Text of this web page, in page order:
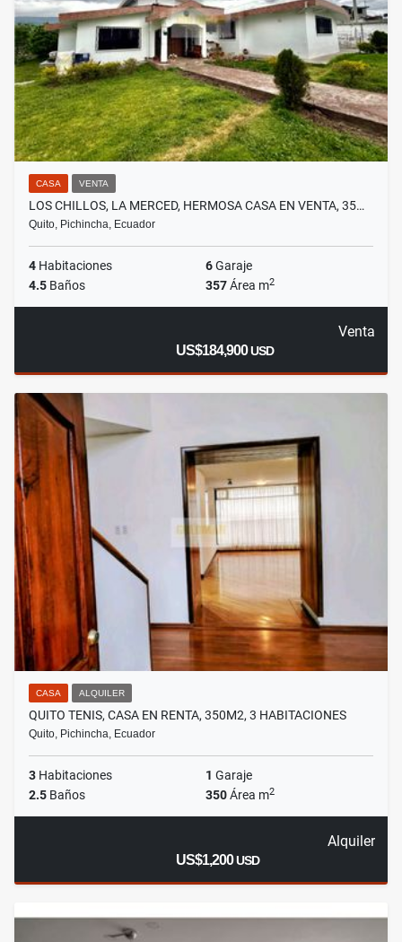
CASA VENTA
LOS CHILLOS, LA MERCED, HERMOSA CASA EN VENTA, 35…
Quito, Pichincha, Ecuador
4 Habitaciones 6Garaje
4.5 Baños 357Área m2
Venta
US$184,900USD
CASA ALQUILER
QUITO TENIS, CASA EN RENTA, 350M2, 3 HABITACIONES
Quito, Pichincha, Ecuador
3 Habitaciones 1 Garaje
2.5 Baños 350Área m2
Alquiler
US$1,200USD